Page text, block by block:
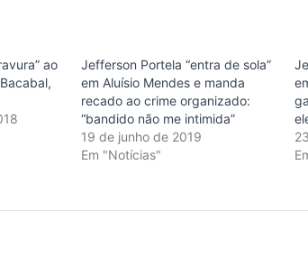
ao
Jefferson Portela “entra de sola”
em Aluísio Mendes e manda
recado ao crime organizado:
“bandido não me intimida”
19 de junho de 2019
Em "Notícias"